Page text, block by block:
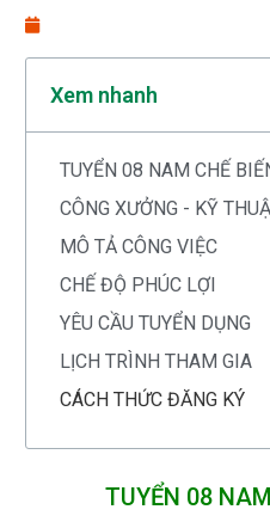
Xem nhanh
TUYỂN 08 NAM CHẾ
CÔNG XƯỞNG - KỸ
MÔ TẢ CÔNG VIỆC
CHẾ ĐỘ PHÚC LỢI
YÊU CẦU TUYỂN DỤNG
LỊCH TRÌNH THAM GIA
CÁCH THỨC ĐĂNG KÝ
TUYỂN 08